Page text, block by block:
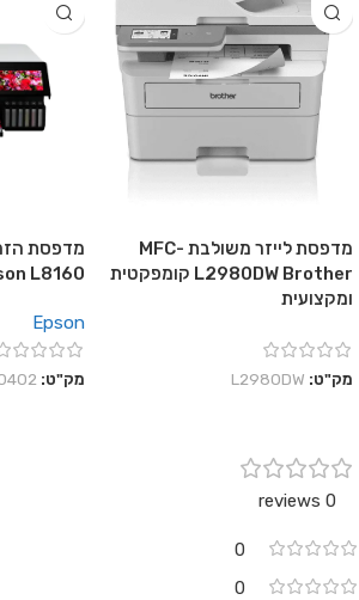
מדפסת לייזר משולבת MFC-
L2980DW Brother קומפקטית
ומקצועית
מק"ט: L2980DW
מדפסת
L8160
Epson
מק"ט:
0 reviews
0
0